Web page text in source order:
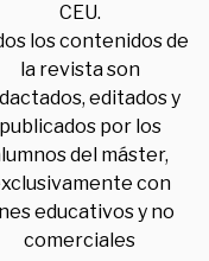
CEU.
los contenidos de
la revista son
editados y
publicados por los
del máster,
con
educativos y no
comerciales